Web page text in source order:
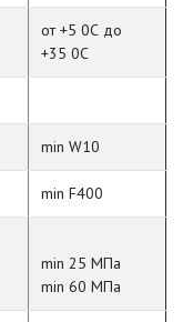
от +5 0С до
+35 0С
min W10
min F400
min 25 МПа
min 60 МПа